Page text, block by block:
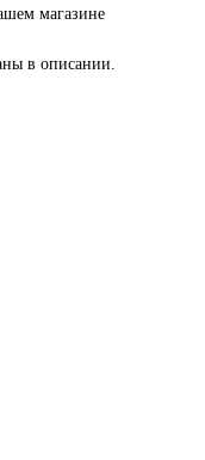
магазине
в описании.